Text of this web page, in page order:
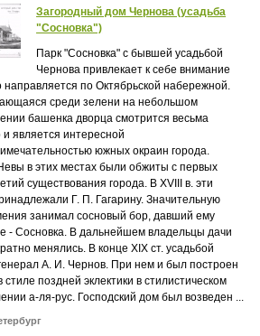
Загородный дом Чернова (усадьба
"Сосновка")
Парк "Сосновка" с бывшей усадьбой
Чернова привлекает к себе внимание
направляется по Октябрьской набережной.
среди зелени на небольшом
башенка дворца смотрится весьма
и является интересной
южных окраин города.
в этих местах были обжиты с первых
существования города. В XVIII в. эти
Г. П. Гагарину. Значительную
занимал сосновый бор, давший ему
- Сосновка. В дальнейшем владельцы дачи
менялись. В конце XIX ст. усадьбой
А. И. Чернов. При нем и был построен
стиле поздней эклектики в стилистическом
а-ля-рус. Господский дом был возведен ...